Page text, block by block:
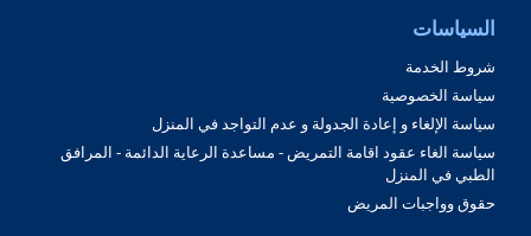
السياسات
شروط الخدمة
سياسة الخصوصية
سياسة الإلغاء و إعادة الجدولة و عدم التواجد في المنزل
سياسة الغاء عقود اقامة التمريض - مساعدة الرعاية الدائمة - المرافق
الطبي في المنزل
حقوق وواجبات المريض